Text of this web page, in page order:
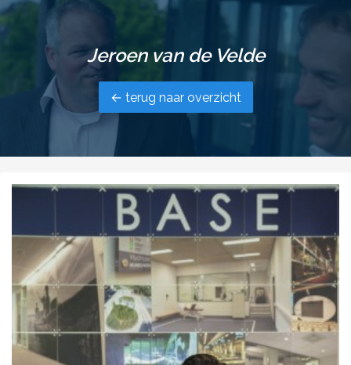
Jeroen van de Velde
← terug naar overzicht